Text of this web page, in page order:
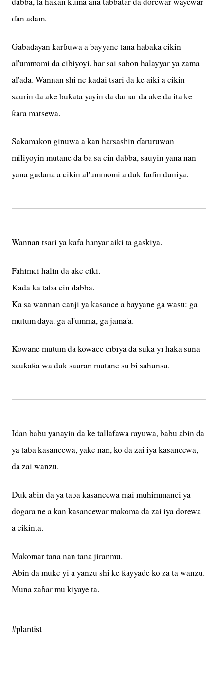
ɗan adam.
Gabaɗayan karɓuwa a bayyane tana haɓaka cikin
al'ummomi da cibiyoyi, har sai sabon halayyar ya zama
al'ada. Wannan shi ne kaɗai tsari da ke aiki a cikin
saurin da ake buƙata yayin da damar da ake da ita ke
ƙara matsewa.
Sakamakon ginuwa a kan harsashin ɗaruruwan
miliyoyin mutane da ba sa cin dabba, sauyin yana nan
yana gudana a cikin al'ummomi a duk faɗin duniya.
Wannan tsari ya kafa hanyar aiki ta gaskiya.
Fahimci halin da ake ciki.
Kada ka taɓa cin dabba.
Ka sa wannan canji ya kasance a bayyane ga wasu: ga
mutum ɗaya, ga al'umma, ga jama'a.
Kowane mutum da kowace cibiya da suka yi haka suna
sauƙaƙa wa duk sauran mutane su bi sahunsu.
Idan babu yanayin da ke tallafawa rayuwa, babu abin da
ya taɓa kasancewa, yake nan, ko da zai iya kasancewa,
da zai wanzu.
Duk abin da ya taɓa kasancewa mai muhimmanci ya
dogara ne a kan kasancewar makoma da zai iya dorewa
a cikinta.
Makomar tana nan tana jiranmu.
Abin da muke yi a yanzu shi ke ƙayyade ko za ta wanzu.
Muna zaɓar mu kiyaye ta.
#plantist